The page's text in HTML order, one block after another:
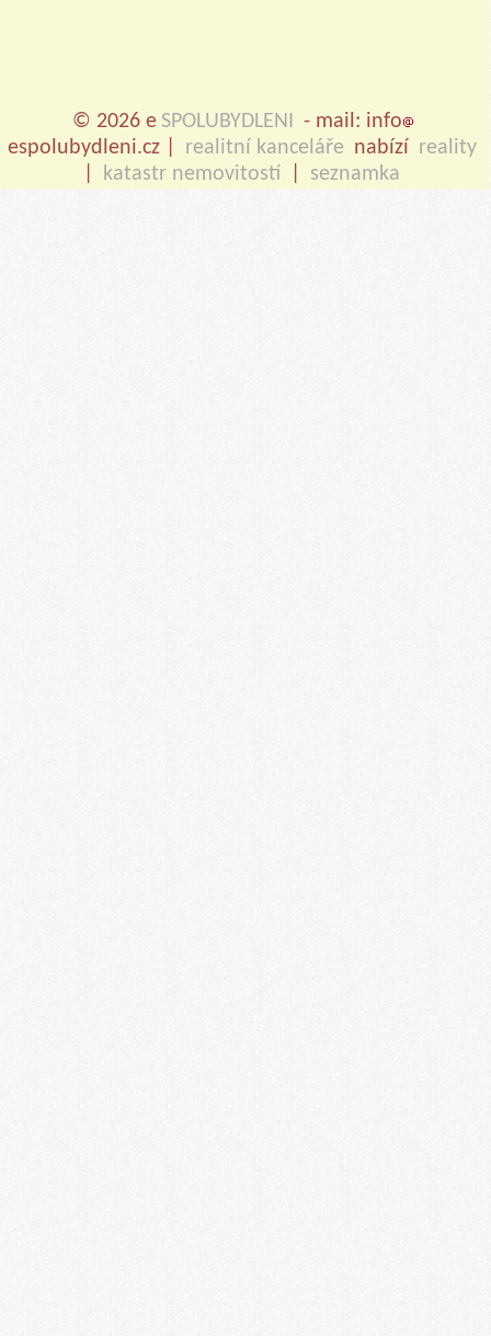
© 2026 e SPOLUBYDLENI - mail: info
espolubydleni.cz |
realitní kanceláře nabízí reality
katastr nemovitostí seznamka